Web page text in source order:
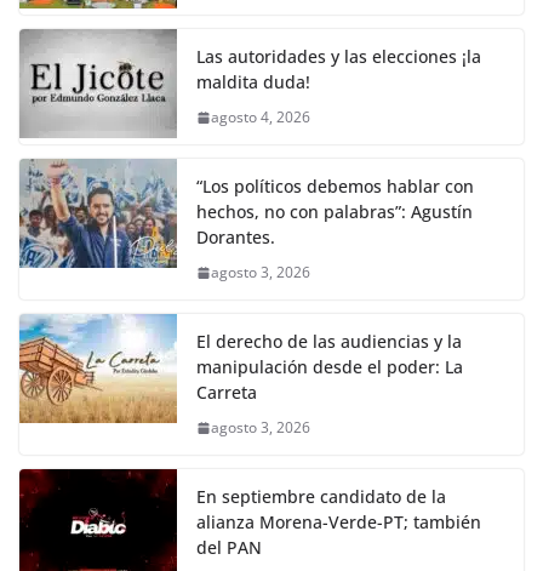
Las autoridades y las elecciones ¡la
maldita duda!
agosto 4, 2026
“Los políticos debemos hablar con
hechos, no con palabras”: Agustín
Dorantes.
agosto 3, 2026
El derecho de las audiencias y la
manipulación desde el poder: La
Carreta
agosto 3, 2026
En septiembre candidato de la
alianza Morena-Verde-PT; también
del PAN